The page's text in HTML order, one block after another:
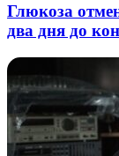
Глюкоза
два дня до